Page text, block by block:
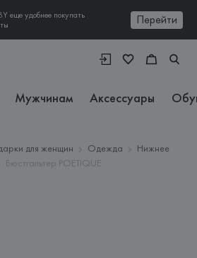
еще удобнее покупать
Перейти
Мужчинам Аксессуары
для женщин Одежда
Нижнее
Бюстгальтер POETIQUE